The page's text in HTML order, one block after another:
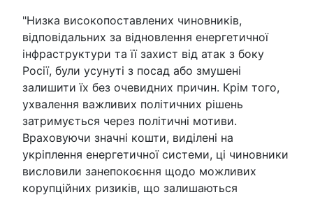
"Низка високопоставлених чиновників,
відповідальних за відновлення енергетичної
інфраструктури та її захист від атак з боку
Росії, були усунуті з посад або змушені
залишити їх без очевидних причин. Крім того,
ухвалення важливих політичних рішень
затримується через політичні мотиви.
Враховуючи значні кошти, виділені на
укріплення енергетичної системи, ці чиновники
висловили занепокоєння щодо можливих
корупційних ризиків, що залишаються